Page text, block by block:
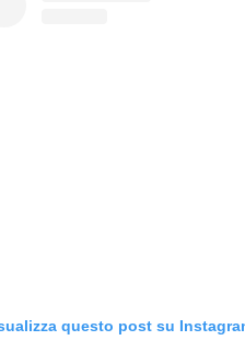
questo post su